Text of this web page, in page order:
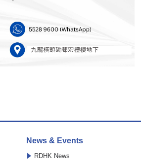
News & Events
RDHK News